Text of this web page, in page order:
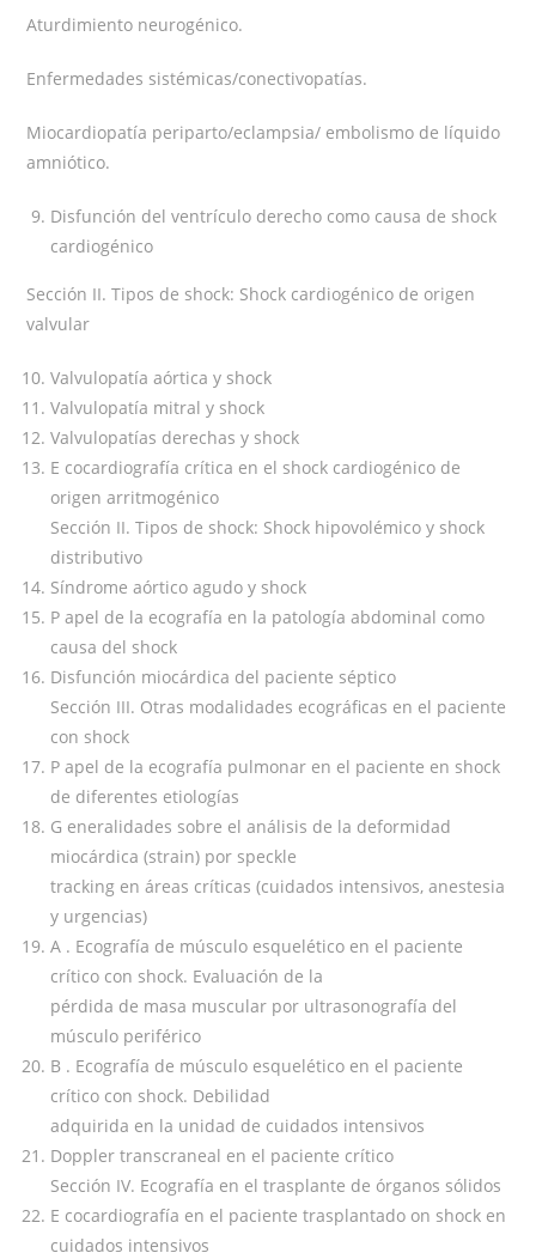
Aturdimiento neurogénico.
Enfermedades sistémicas/conectivopatías.
Miocardiopatía periparto/eclampsia/ embolismo de líquido
amniótico.
Disfunción del ventrículo derecho como causa de shock
cardiogénico
Sección II. Tipos de shock: Shock cardiogénico de origen
valvular
Valvulopatía aórtica y shock
Valvulopatía mitral y shock
Valvulopatías derechas y shock
E cocardiografía crítica en el shock cardiogénico de
origen arritmogénico
Sección II. Tipos de shock: Shock hipovolémico y shock
distributivo
Síndrome aórtico agudo y shock
P apel de la ecografía en la patología abdominal como
causa del shock
Disfunción miocárdica del paciente séptico
Sección III. Otras modalidades ecográficas en el paciente
con shock
P apel de la ecografía pulmonar en el paciente en shock
de diferentes etiologías
G eneralidades sobre el análisis de la deformidad
miocárdica (strain) por speckle
tracking en áreas críticas (cuidados intensivos, anestesia
y urgencias)
A . Ecografía de músculo esquelético en el paciente
crítico con shock. Evaluación de la
pérdida de masa muscular por ultrasonografía del
músculo periférico
B . Ecografía de músculo esquelético en el paciente
crítico con shock. Debilidad
adquirida en la unidad de cuidados intensivos
Doppler transcraneal en el paciente crítico
Sección IV. Ecografía en el trasplante de órganos sólidos
E cocardiografía en el paciente trasplantado on shock en
cuidados intensivos